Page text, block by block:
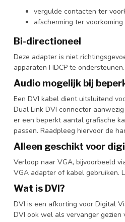
vergulde contacten ter
afscherming ter
Bi-directioneel
Deze adapter is niet
apparaten HDCP te
Audio mogelijk bij
Een DVI kabel dient uitsluitend
Dual Link DVI connector
er een beperkt aantal grafische
passen. Raadpleeg hiervoor de
Alleen geschikt voor
Verloop naar VGA, bijvoorbeeld
VGA adapter of kabel gebruiken.
Wat is DVI?
DVI is een afkorting voor Digital
DVI ook wel als vervanger gezien